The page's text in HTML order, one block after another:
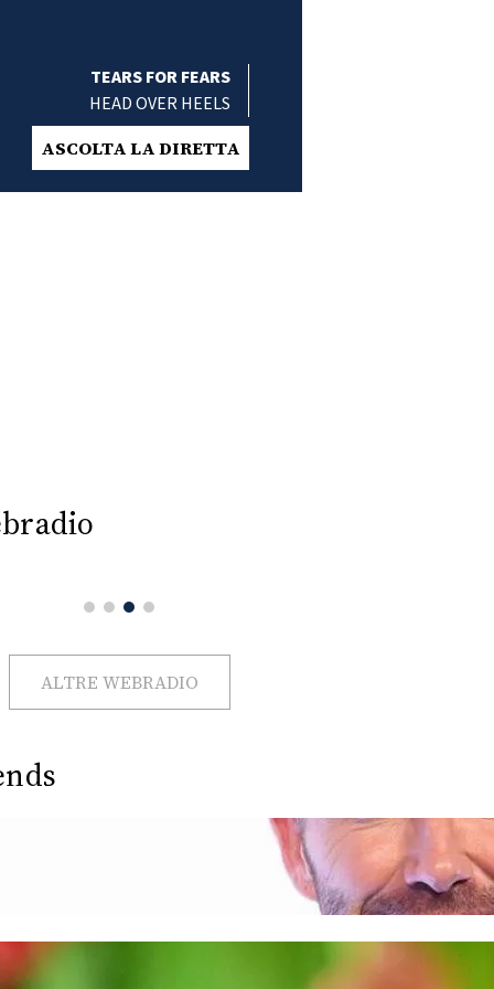
TEARS FOR FEARS
HEAD OVER HEELS
ASCOLTA LA DIRETTA
ALTRE WEBRADIO